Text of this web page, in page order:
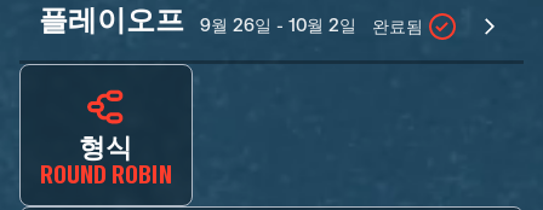
플레이오프 9월 26일 - 10월 2일 완료됨
형식
ROUND ROBIN